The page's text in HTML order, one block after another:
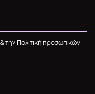
& την
Πολιτική προσωπικών